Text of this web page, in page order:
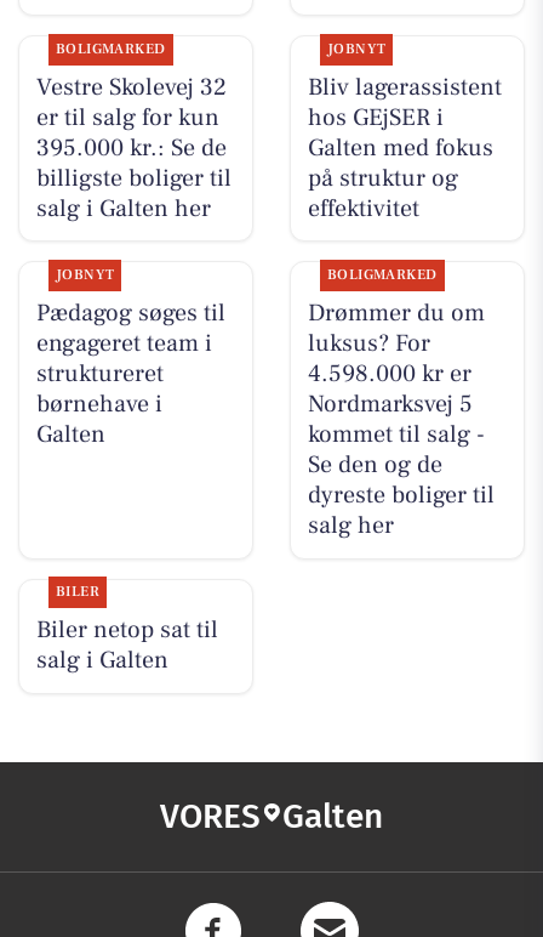
BOLIGMARKED
Vestre Skolevej 32
er til salg for kun
395.000 kr.: Se de
billigste boliger til
salg i Galten her
JOBNYT
Bliv lagerassistent
hos GEjSER i
Galten med fokus
på struktur og
effektivitet
JOBNYT
Pædagog søges til
engageret team i
struktureret
børnehave i
Galten
BOLIGMARKED
Drømmer du om
luksus? For
4.598.000 kr er
Nordmarksvej 5
kommet til salg -
Se den og de
dyreste boliger til
salg her
BILER
Biler netop sat til
salg i Galten
VORES Galten